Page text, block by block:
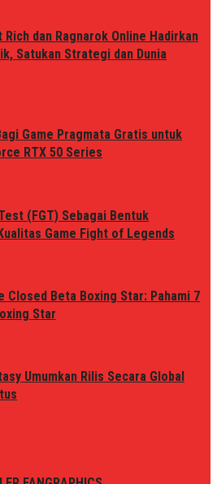
Rich dan Ragnarok Online Hadirkan
Satukan Strategi dan Dunia
Game Pragmata Gratis untuk
RTX 50 Series
(FGT) Sebagai Bentuk
Game Fight of Legends
Closed Beta Boxing Star: Pahami 7
Star
Umumkan Rilis Secara Global